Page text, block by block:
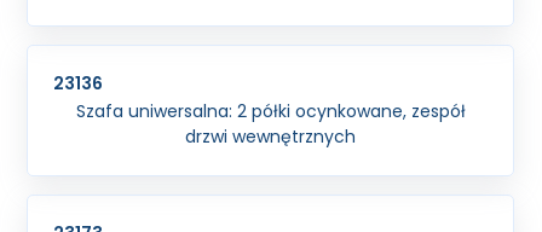
23136
Szafa uniwersalna: 2 półki ocynkowane, zespół
drzwi wewnętrznych